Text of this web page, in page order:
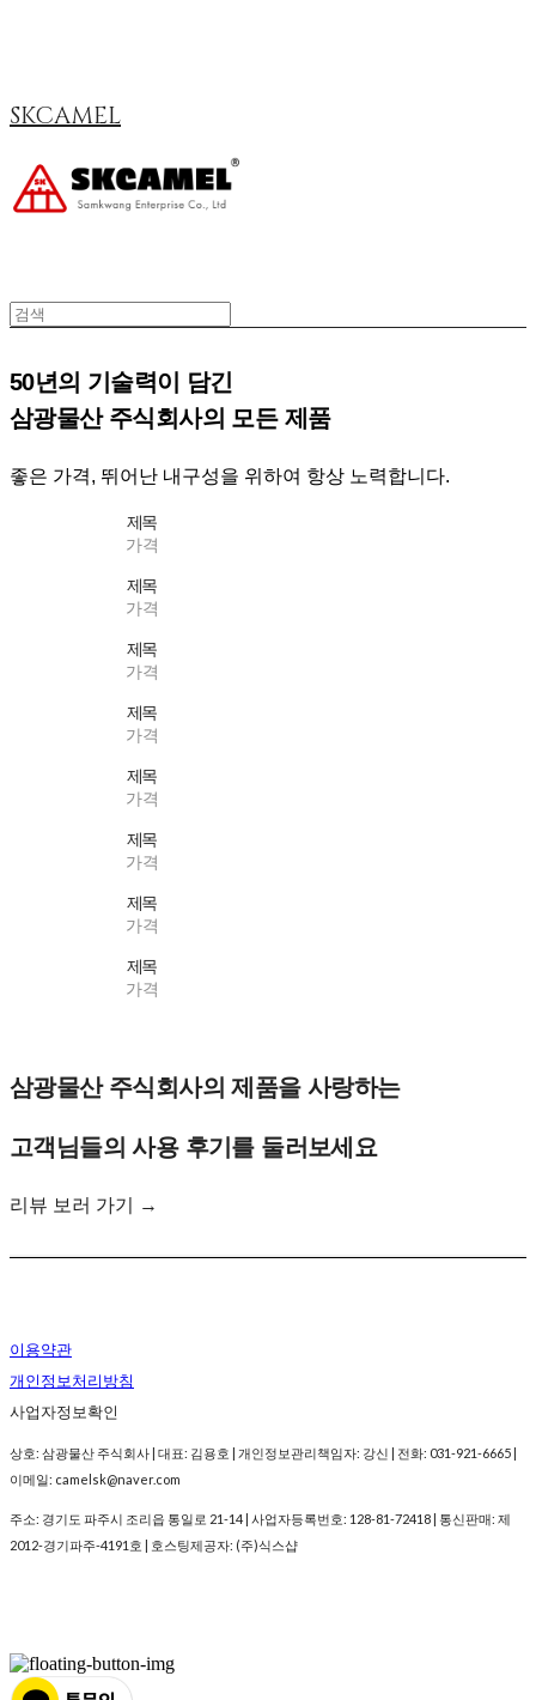
SKCAMEL
50년의 기술력이 담긴
삼광물산 주식회사의 모든 제품
좋은 가격, 뛰어난 내구성을 위하여 항상 노력합니다.
제목
가격
제목
가격
제목
가격
제목
가격
제목
가격
제목
가격
제목
가격
제목
가격
삼광물산 주식회사의 제품을 사랑하는
고객님들의 사용 후기를 둘러보세요
리뷰 보러 가기 →
이용약관
개인정보처리방침
사업자정보확인
상호: 삼광물산 주식회사 | 대표: 김용호 | 개인정보관리책임자: 강신 | 전화: 031-921-6665 |
이메일: camelsk@naver.com
주소: 경기도 파주시 조리읍 통일로 21-14 | 사업자등록번호: 128-81-72418 | 통신판매: 제
2012-경기파주-4191호 | 호스팅제공자: (주)식스샵